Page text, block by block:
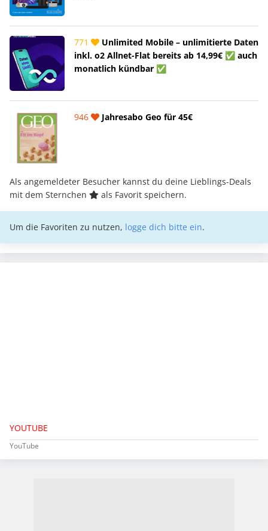
771
Unlimited Mobile – unlimitierte Daten
inkl. o2 Allnet-Flat bereits ab 14,99€ ✅ auch
monatlich kündbar ✅
946 Jahresabo Geo für 45€
Als angemeldeter Besucher kannst du deine Lieblings-Deals
mit dem Sternchen
als Favorit speichern.
Um die Favoriten zu nutzen, logge dich bitte ein.
YOUTUBE
YouTube